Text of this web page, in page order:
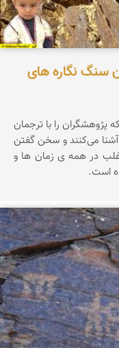
سنگ نگاره های
را با ترجمان
می‌‌کنند و سخن گفتن
در همه ی زمان ها و
است.